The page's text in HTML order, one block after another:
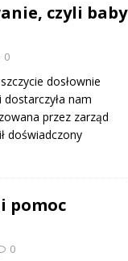
czyli baby
0
dosłownie
dostarczyła nam
przez zarząd
doświadczony
pomoc
0